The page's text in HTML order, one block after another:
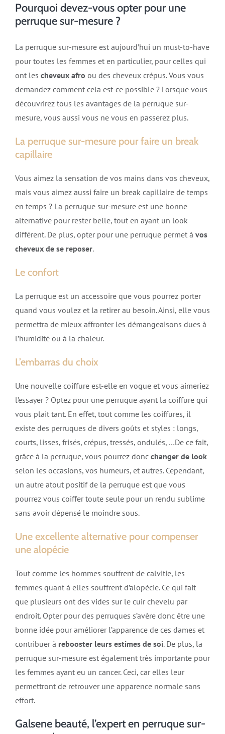
Pourquoi devez-vous opter pour une
perruque sur-mesure ?
La perruque sur-mesure est aujourd’hui un must-to-have
pour toutes les femmes et en particulier, pour celles qui
ont les cheveux afro ou des cheveux crépus. Vous vous
demandez comment cela est-ce possible ? Lorsque vous
découvrirez tous les avantages de la perruque sur-
mesure, vous aussi vous ne vous en passerez plus.
La perruque sur-mesure pour faire un break
capillaire
Vous aimez la sensation de vos mains dans vos cheveux,
mais vous aimez aussi faire un break capillaire de temps
en temps ? La perruque sur-mesure est une bonne
alternative pour rester belle, tout en ayant un look
différent. De plus, opter pour une perruque permet à vos
cheveux de se reposer.
Le confort
La perruque est un accessoire que vous pourrez porter
quand vous voulez et la retirer au besoin. Ainsi, elle vous
permettra de mieux affronter les démangeaisons dues à
l’humidité ou à la chaleur.
L’embarras du choix
Une nouvelle coiffure est-elle en vogue et vous aimeriez
l’essayer ? Optez pour une perruque ayant la coiffure qui
vous plait tant. En effet, tout comme les coiffures, il
existe des perruques de divers goûts et styles : longs,
courts, lisses, frisés, crépus, tressés, ondulés, …De ce fait,
grâce à la perruque, vous pourrez donc changer de look
selon les occasions, vos humeurs, et autres. Cependant,
un autre atout positif de la perruque est que vous
pourrez vous coiffer toute seule pour un rendu sublime
sans avoir dépensé le moindre sous.
Une excellente alternative pour compenser
une alopécie
Tout comme les hommes souffrent de calvitie, les
femmes quant à elles souffrent d’alopécie. Ce qui fait
que plusieurs ont des vides sur le cuir chevelu par
endroit. Opter pour des perruques s’avère donc être une
bonne idée pour améliorer l’apparence de ces dames et
contribuer à rebooster leurs estimes de soi. De plus, la
perruque sur-mesure est également très importante pour
les femmes ayant eu un cancer. Ceci, car elles leur
permettront de retrouver une apparence normale sans
effort.
Galsene beauté, l’expert en perruque sur-